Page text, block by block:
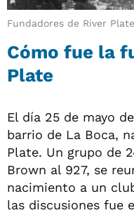
Fundadores de River Plate
Cómo fue la
Plate
El día 25 de mayo
barrio de La Boca,
Plate. Un grupo de
Brown al 927, se
nacimiento a un
las discusiones fue